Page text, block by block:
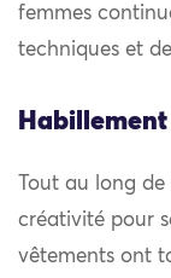
femmes
techniques et
Tout au long
créativité pour
vêtements ont